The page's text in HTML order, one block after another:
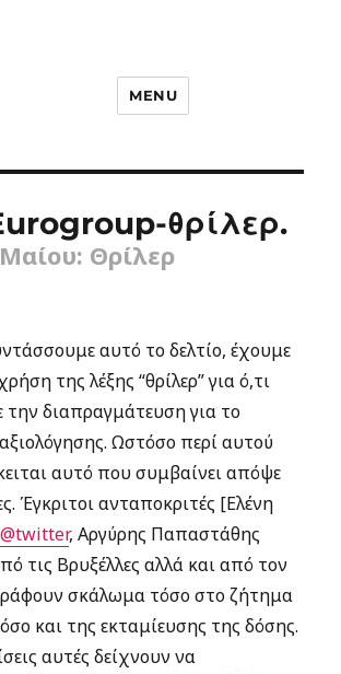
MENU
θρίλερ.
Θρίλερ
αυτό το δελτίο, έχουμε
της λέξης “θρίλερ” για ό,τι
την διαπραγμάτευση για το
Ωστόσο περί αυτού
αυτό που συμβαίνει απόψε
Έγκριτοι ανταποκριτές [Ελένη
@twitter, Αργύρης Παπαστάθης
τις Βρυξέλλες αλλά και από τον
σκάλωμα τόσο στο ζήτημα
και της εκταμίευσης της δόσης.
αυτές δείχνουν να